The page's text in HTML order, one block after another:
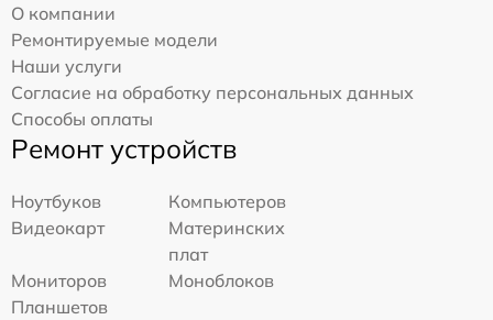
О компании
Ремонтируемые модели
Наши услуги
Согласие на обработку персональных данных
Способы оплаты
Ремонт устройств
Ноутбуков
Компьютеров
Видеокарт
Материнских
плат
Мониторов
Моноблоков
Планшетов